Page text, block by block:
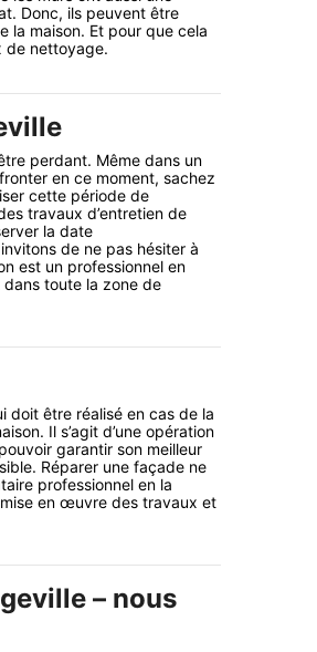
Donc, ils peuvent être
la maison. Et pour que cela
de nettoyage.
perdant. Même dans un
en ce moment, sachez
cette période de
travaux d’entretien de
la date
de ne pas hésiter à
est un professionnel en
toute la zone de
doit être réalisé en cas de la
Il s’agit d’une opération
garantir son meilleur
Réparer une façade ne
professionnel en la
en œuvre des travaux et
– nous